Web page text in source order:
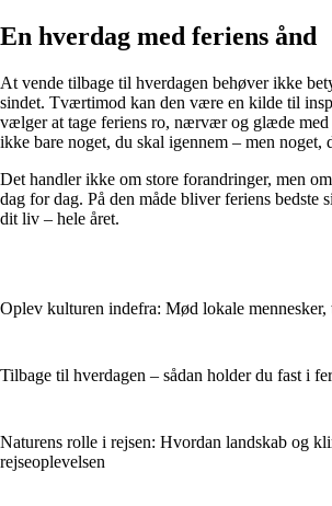
En hverdag med feriens ånd
At vende tilbage til hverdagen behøver ikke
sindet. Tværtimod kan den være en kilde til
vælger at tage feriens ro, nærvær og glæde med
ikke bare noget, du skal igennem – men noget,
Det handler ikke om store forandringer, men
dag for dag. På den måde bliver feriens bedste
dit liv – hele året.
Oplev kulturen indefra: Mød lokale mennesker,
Tilbage til hverdagen – sådan holder du fast i
Naturens rolle i rejsen: Hvordan landskab og
rejseoplevelsen